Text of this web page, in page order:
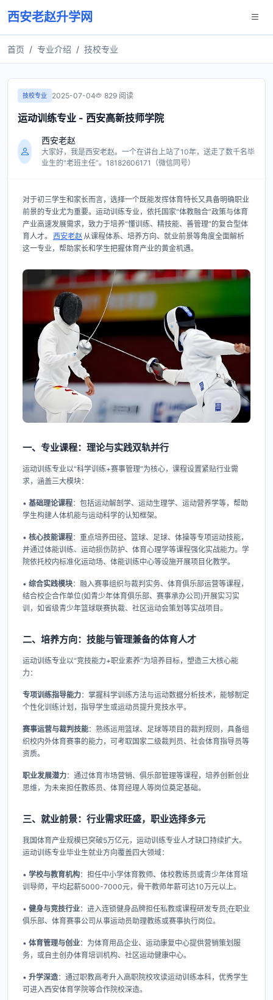
西安老赵升学网
首页 专业介绍 技校专业
技校专业 2025-07-04 829 阅读
运动训练专业 - 西安高新技师学院
西安老赵
大家好，我是西安老赵。一个在讲台上站了10年，送走了数千名毕
业生的“老班主任”。18182606171（微信同号）
对于初三学生和家长而言，选择一个既能发挥体育特长又具备明确职业
前景的专业尤为重要。运动训练专业，依托国家“体教融合”政策与体育
产业高速发展需求，致力于培养“懂训练、精技能、善管理”的复合型体
育人才。
西安老赵 从课程体系、培养方向、就业前景等角度全面解析
这一专业，帮助家长和学生把握体育产业的黄金机遇。
一、专业课程：理论与实践双轨并行
运动训练专业以“科学训练+赛事管理”为核心，课程设置紧贴行业需
求，涵盖三大模块：
• 基础理论课程：包括运动解剖学、运动生理学、运动营养学等，帮助
学生构建人体机能与运动科学的认知框架。
• 核心技能课程：重点培养田径、篮球、足球、体操等专项运动技能，
并通过体能训练、运动损伤防护、体育心理学等课程强化实战能力。学
院依托校内标准化运动场、体能训练中心等设施开展项目化教学。
• 综合实践模块：融入赛事组织与裁判实务、体育俱乐部运营等课程，
结合校企合作单位(如青少年体育俱乐部、赛事承办公司)开展实习实
训，如省级青少年篮球联赛执裁、社区运动会策划等实战项目。
二、培养方向：技能与管理兼备的体育人才
运动训练专业以“竞技能力+职业素养”为培养目标，塑造三大核心能
力：
专项训练指导能力：掌握科学训练方法与运动数据分析技术，能够制定
个性化训练计划，指导学生或运动员提升竞技水平。
赛事运营与裁判技能：熟练运用篮球、足球等项目的裁判规则，具备组
织校内外体育赛事的能力，可考取国家二级裁判员、社会体育指导员等
资质。
职业发展潜力：通过体育市场营销、俱乐部管理等课程，培养创新创业
思维，为未来担任教练员、体育经理人等岗位奠定基础。
三、就业前景：行业需求旺盛，职业选择多元
我国体育产业规模已突破5万亿元，运动训练专业人才缺口持续扩大。
运动训练专业毕业生就业方向覆盖四大领域：
• 学校与教育机构：担任中小学体育教师、体校教练员或青少年体育培
训导师，平均起薪5000-7000元，骨干教师年薪可达10万元以上。
• 健身与竞技行业：进入连锁健身品牌担任私教或课程研发专员;在职业
俱乐部、体育赛事公司从事运动员助理教练或赛事执行岗位。
• 体育管理与创业：为体育用品企业、运动康复中心提供营销策划服
务，或自主创办体育培训机构、社区运动健康中心。
• 升学深造：通过职教高考升入高职院校攻读运动训练本科，优秀学生
可进入西安体育学院等合作院校深造。